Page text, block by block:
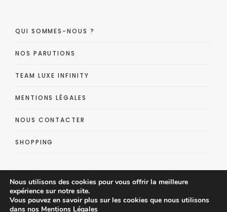
QUI SOMMES-NOUS ?
NOS PARUTIONS
TEAM LUXE INFINITY
MENTIONS LÉGALES
NOUS CONTACTER
SHOPPING
Nous utilisons des cookies pour vous offrir la meilleure
expérience sur notre site.
Vous pouvez en savoir plus sur les cookies que nous utilisons
dans nos Mentions Légales